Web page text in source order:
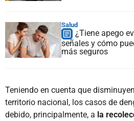
Salud
¿Tiene apego
señales y cómo
más seguros
Teniendo en cuenta que
territorio nacional, los casos de
debido, principalmente, a la